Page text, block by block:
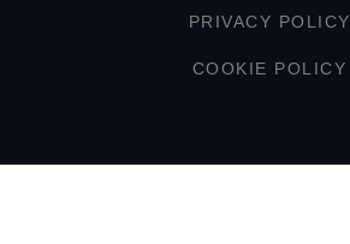
PRIVACY POLICY
COOKIE POLICY